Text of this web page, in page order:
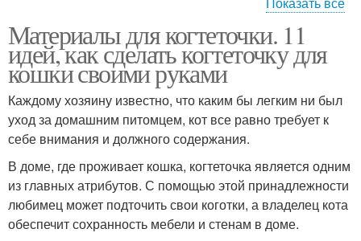
ковролина
Когтеточка на стене
Домик с когтеточками Мех для когтеточки
Материал для
когтеточки
Заготовки для
когтеточки
Материалы для когтеточки. 11
идей, как сделать когтеточку для
кошки своими руками
Каждому хозяину известно, что каким бы легким ни был
уход за домашним питомцем, кот все равно требует к
себе внимания и должного содержания.
В доме, где проживает кошка, когтеточка является одним
из главных атрибутов. С помощью этой принадлежности
любимец может подточить свои коготки, а владелец кота
обеспечит сохранность мебели и стенам в доме.